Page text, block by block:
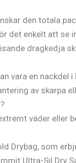
den totala
det enkelt att se
dragkedja
vara en nackdel i
av skarpa
väder eller
Drybag, som
Ultra-Sil Dry